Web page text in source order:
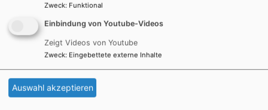
Zweck: Funktional
Einbindung von Youtube-Videos
Zeigt Videos von Youtube
Zweck: Eingebettete externe Inhalte
Auswahl akzeptieren